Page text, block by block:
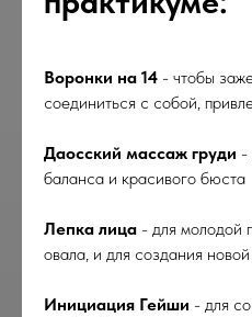
Воронки на 14 - чтобы
соединиться с собой,
Даосский массаж груди -
баланса и красивого бюста
Лепка лица - для молодой
овала, и для создания
Инициация Гейши - для